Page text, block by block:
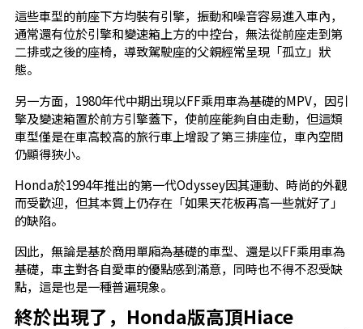
這些車型的前座下方均裝有引擎，振動和噪音容易進入車內，
通常還有位於引擎和變速箱上方的中控台，無法從前座走到第
二排或之後的座椅，導致駕駛座的父親經常呈現「孤立」狀
態。
另一方面，1980年代中期出現以FF乘用車為基礎的MPV，因引
擎及變速箱置於前方引擎蓋下，使前座能夠自由走動，但這類
車型僅是在車高較高的旅行車上增設了第三排座位，車內空間
仍顯得狹小。
Honda於1994年推出的第一代Odyssey因其運動、時尚的外觀
而受歡迎，但其本質上仍存在「如果天花板再高一些就好了」
的缺陷。
因此，無論是基於商用單廂為基礎的車型、還是以FF乘用車為
基礎，車主對各自愛車的優點感到滿意，同時也不得不忍受缺
點，這是也是一種普遍現象。
終於出現了，Honda版高頂Hiace